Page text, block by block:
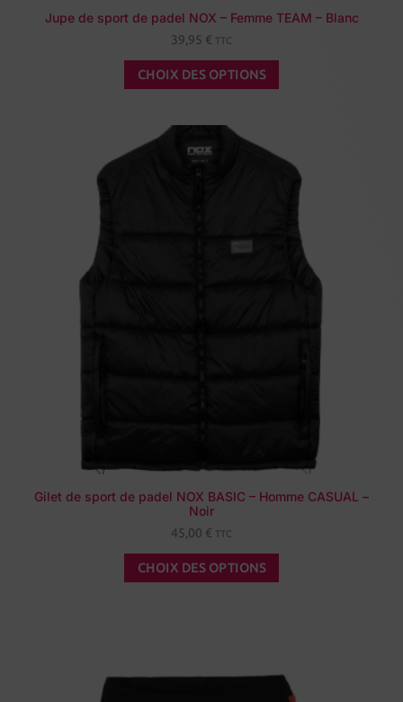
Jupe de sport de padel NOX – Femme TEAM – Blanc
39,95 € TTC
CHOIX DES OPTIONS
Gilet de sport de padel NOX BASIC – Homme CASUAL –
Noir
45,00 € TTC
CHOIX DES OPTIONS